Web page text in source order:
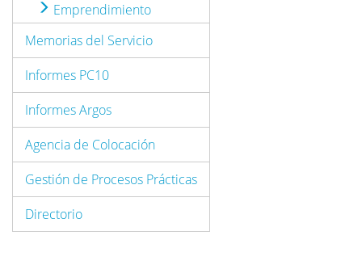
Emprendimiento
Memorias del Servicio
Informes PC10
Informes Argos
Agencia de Colocación
Gestión de Procesos Prácticas
Directorio